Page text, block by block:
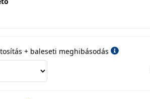
+ baleseti meghibásodás